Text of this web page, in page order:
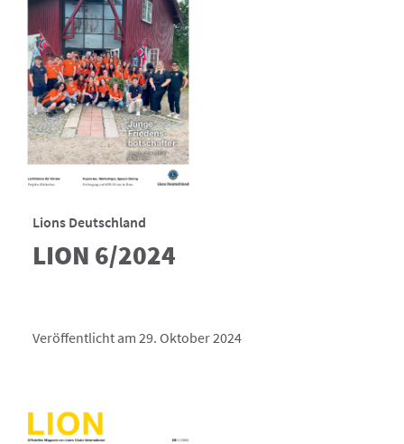
Lions Deutschland
LION 6/2024
Veröffentlicht am 29. Oktober 2024